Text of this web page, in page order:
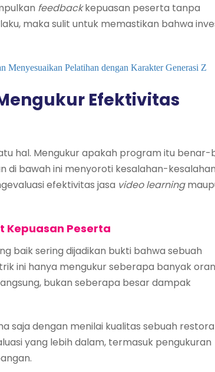
feedbackkepuasan peserta tanpa
maka sulit untuk memastikan bahwa
Menyesuaikan Pelatihan dengan Karakter Generasi Z
Efektivitas
hal. Mengukur apakah program itu benar-
di bawah ini menyoroti kesalahan-kesalahan
efektivitas jasa video learning
Kepuasan Peserta
baik sering dijadikan bukti bahwa sebuah
ini hanya mengukur seberapa banyak
bukan seberapa besar dampak
saja dengan menilai kualitas sebuah
yang lebih dalam, termasuk pengukuran